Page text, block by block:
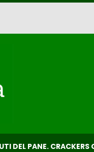
DEL PANE. CRACKERS